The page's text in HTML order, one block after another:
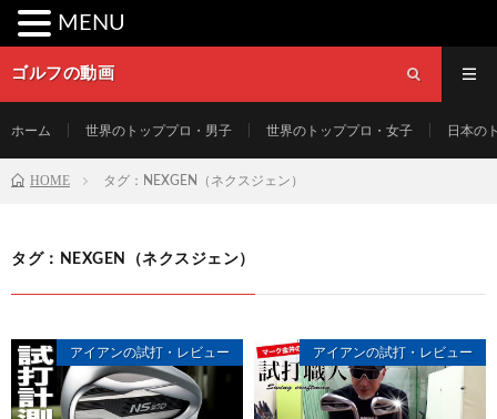
ゴルフの動画
ホーム 世界のトッププロ・男子 世界のトッププロ・女子 日本の
HOME タグ：NEXGEN（ネクスジェン）
タグ：NEXGEN（ネクスジェン）
アイアンの試打・レビュー アイアンの試打・レビュー
MENU